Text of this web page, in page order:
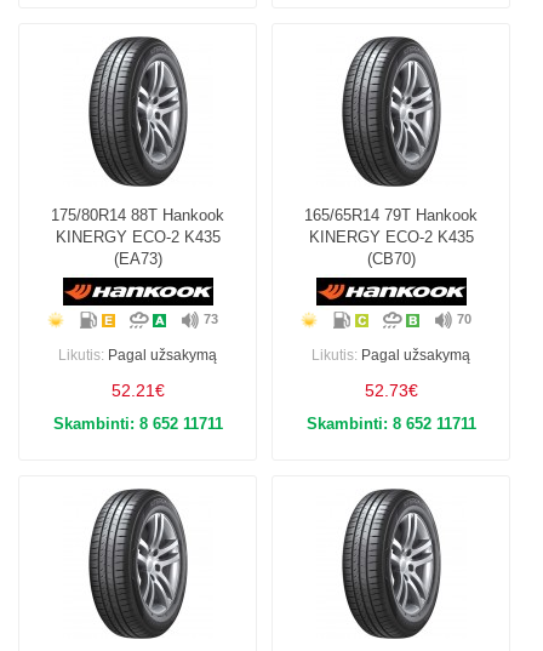
175/80R14 88T Hankook
KINERGY ECO-2 K435
(EA73)
73
Likutis: Pagal užsakymą
52.21€
Skambinti: 8 652 11711
165/65R14 79T Hankook
KINERGY ECO-2 K435
(CB70)
70
Likutis: Pagal užsakymą
52.73€
Skambinti: 8 652 11711